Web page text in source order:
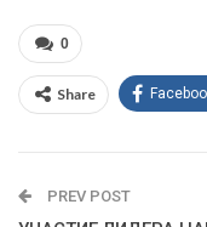
0
Share
PREV POST